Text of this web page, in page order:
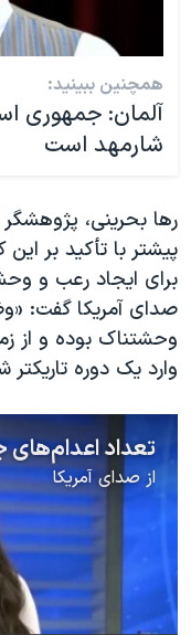
همچنین ببینید:
آلمان: جمهوری
شارمهد است
رها بحرینی، پژوهشگر
پیشتر با تأکید بر
برای ایجاد رعب و
صدای آمریکا گفت:
وحشتناک بوده و از
وارد یک دوره تاریکتر
از صدای آمریکا
available